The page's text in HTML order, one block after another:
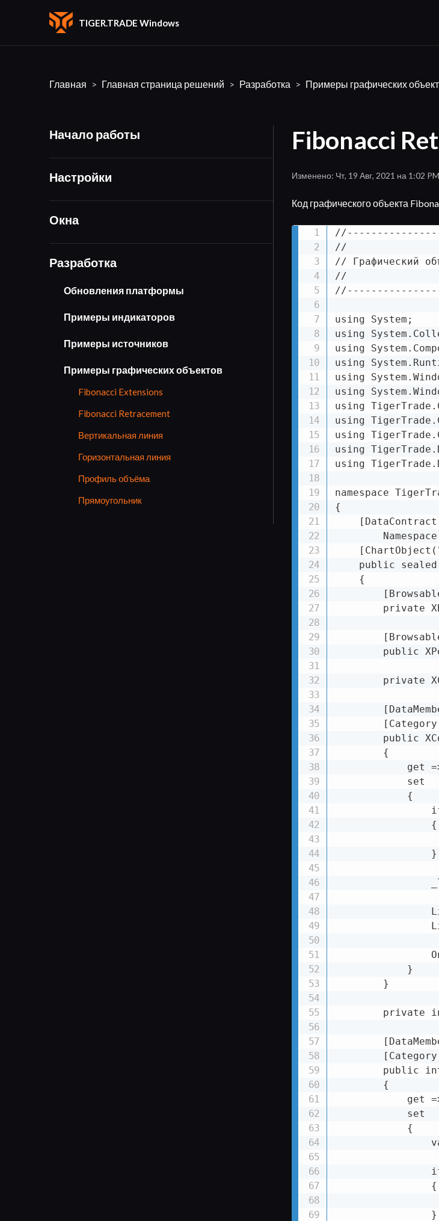
TIGER.TRADE Windows
Главная Главная страница решений Разработка Примеры графических
Начало работы
Настройки
Окна
Разработка
Обновления платформы
Примеры индикаторов
Примеры источников
Примеры графических объектов
Fibonacci Extensions
Fibonacci Retracement
Вертикальная линия
Горизонтальная линия
Профиль объёма
Прямоугольник
Fibonacci
Изменено: Чт, 19 Авг, 2021 на 1:02 PM
Код графического объекта
//
// Графический
//
using System;
using
using
using
using
using
using
using
using
using
using
namespace
{
public
    {
private
public
private
public
        {
get
            set
            {
                {
                }
            }
        }
private
public
        {
get
            set
            {
                {
                }